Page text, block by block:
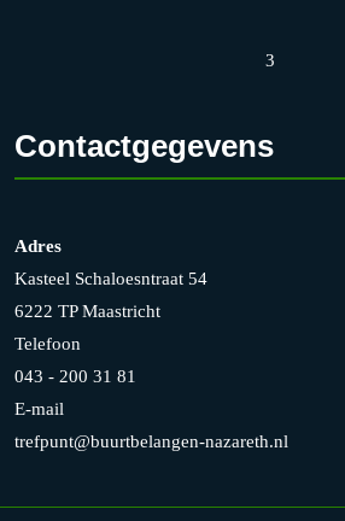
3
Contactgegevens
Adres
Kasteel Schaloesntraat 54
6222 TP Maastricht
Telefoon
043 - 200 31 81
E-mail
trefpunt@buurtbelangen-nazareth.nl